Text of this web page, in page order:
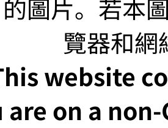
website
are on a